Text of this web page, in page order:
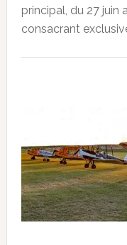
principal, du 27 juin
consacrant